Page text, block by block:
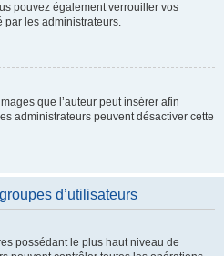
pouvez également verrouiller vos
par les administrateurs.
que l’auteur peut insérer afin
administrateurs peuvent désactiver cette
d’utilisateurs
possédant le plus haut niveau de